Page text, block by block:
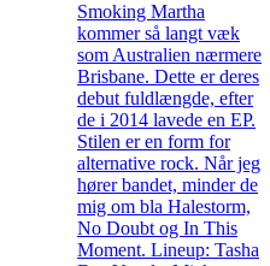
Smoking Martha
kommer så langt væk
som Australien nærmere
Brisbane. Dette er deres
debut fuldlængde, efter
de i 2014 lavede en EP.
Stilen er en form for
alternative rock. Når jeg
hører bandet, minder de
mig om bla Halestorm,
No Doubt og In This
Moment. Lineup: Tasha